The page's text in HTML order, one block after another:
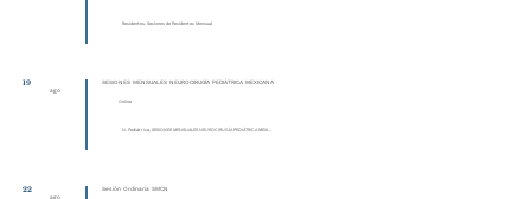
Residentes, Sesiones de Residentes Mensual
19
ago
SESIONES MENSUALES NEUROCIRUGÍA PEDIÁTRICA MEXICANA
Online
N. Pediátrica, SESIONES MENSUALES NEUROCIRUGÍA PEDIÁTRICA MEXI...
22
ago
Sesión Ordinaria SMCN